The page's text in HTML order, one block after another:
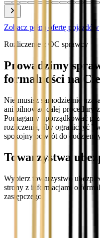
Zobacz pełną ofertę pojazdów
Rozliczenie z OC sprawcy
Prowadzimy
formalności na
Nie musisz samodzielnie
ani pilnować całej procedury
Pomagamy uporządkować
rozliczenia, aby ograniczyć
spokojny powrót do
Towarzystwa
Wybierz towarzystwo
strony z informacjami o
zastępczego.